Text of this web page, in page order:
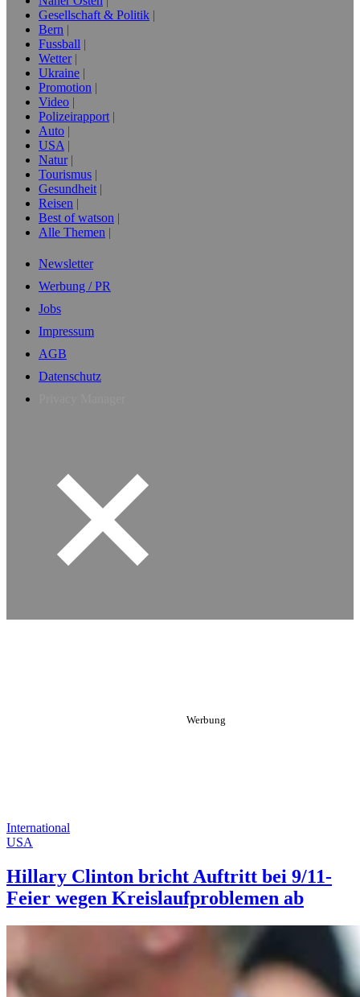
Gesellschaft & Politik
Bern
Fussball
Wetter
Ukraine
Promotion
Video
Polizeirapport
Auto
USA
Natur
Tourismus
Gesundheit
Reisen
Best of watson
Alle Themen
Newsletter
Werbung / PR
Jobs
Impressum
AGB
Datenschutz
International
USA
Hillary Clinton bricht Auftritt bei 9/11-
Feier wegen Kreislaufproblemen ab